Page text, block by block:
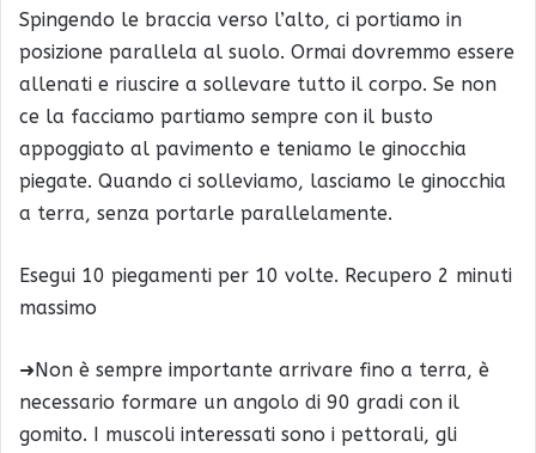
Spingendo le braccia verso l’alto, ci portiamo in
posizione parallela al suolo. Ormai dovremmo essere
allenati e riuscire a sollevare tutto il corpo. Se non
ce la facciamo partiamo sempre con il busto
appoggiato al pavimento e teniamo le ginocchia
piegate. Quando ci solleviamo, lasciamo le ginocchia
a terra, senza portarle parallelamente.
Esegui 10 piegamenti per 10 volte. Recupero 2 minuti
massimo
➜Non è sempre importante arrivare fino a terra, è
necessario formare un angolo di 90 gradi con il
gomito. I muscoli interessati sono i pettorali, gli